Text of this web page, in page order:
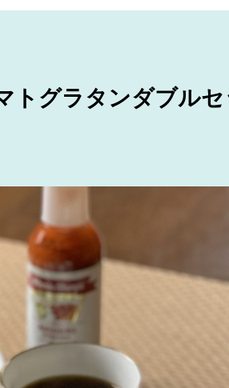
トグラタンダブルセ